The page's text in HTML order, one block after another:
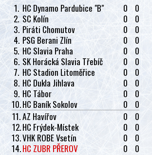
1. HC Dynamo Pardubice "B" 0
0
2. SC Kolín 0
0
3. Piráti Chomutov 0
0
4. PSG Berani Zlín 0
0
5. HC Slavia Praha 0
0
6. SK Horácká Slavia Třebíč 0
0
7. HC Stadion Litoměřice 0
0
8. HC Dukla Jihlava 0
0
9. HC Tábor 0
0
10.HC Baník Sokolov 0
0
11.AZ Havířov 0
0
12.HC Frýdek-Místek 0
0
13.VHK ROBE Vsetín 0
0
14.HC ZUBR PŘEROV 0 0